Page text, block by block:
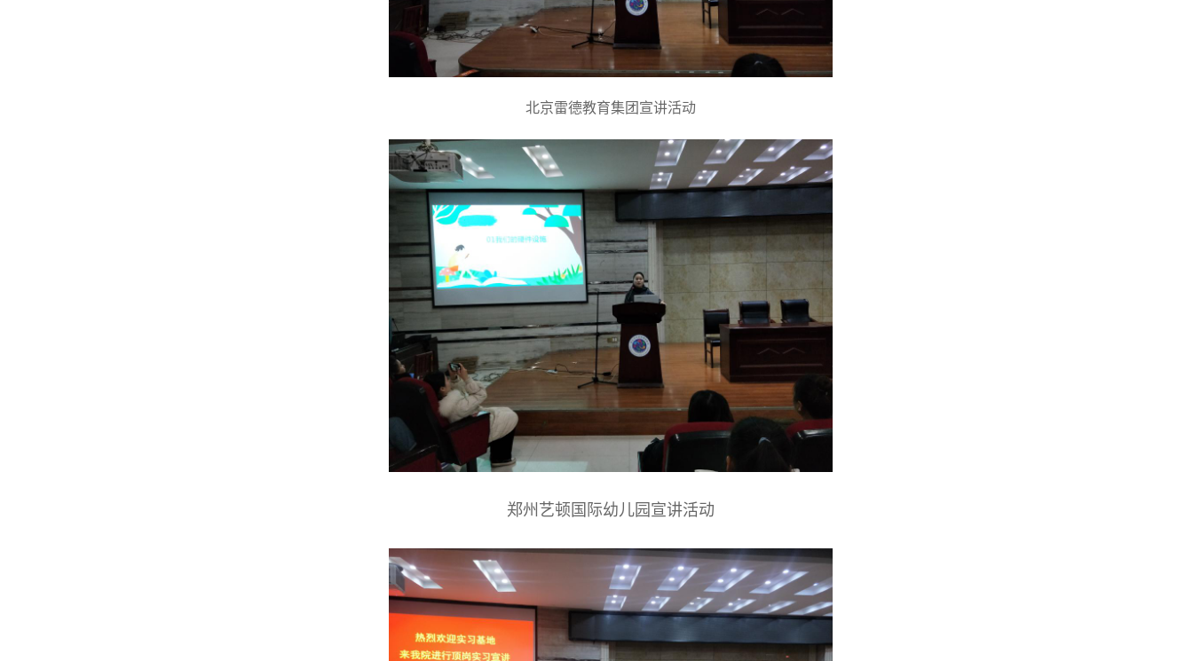
北京雷德教育集团宣讲活动
郑州艺顿国际幼儿园宣讲活动